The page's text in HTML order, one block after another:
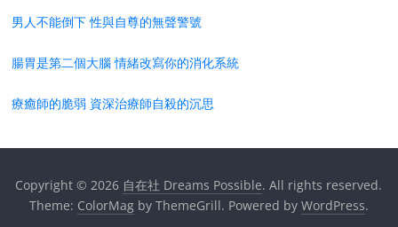
男人不能倒下 性與自尊的無聲警號
腸胃是第二個大腦 情緒改寫你的消化系統
療癒師的脆弱 資深治療師自殺的沉思
Copyright © 2026 自在社 Dreams Possible. All rights reserved.
Theme: ColorMagby ThemeGrill. Powered by WordPress.